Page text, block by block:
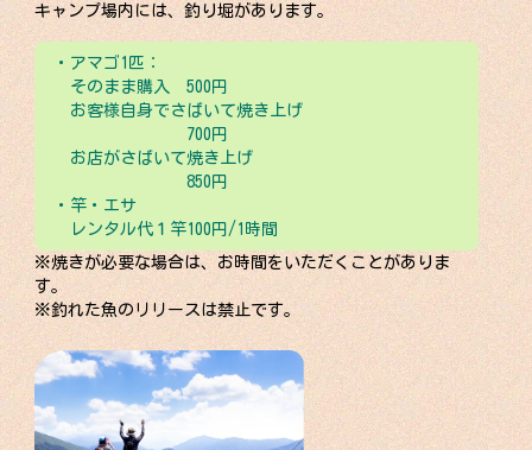
キャンプ場内には、釣り堀があります。
・アマゴ1匹：
そのまま購入 500円
お客様自身でさばいて焼き上げ
700円
お店がさばいて焼き上げ
850円
・竿・エサ
レンタル代１竿100円/1時間
※焼きが必要な場合は、お時間をいただくことがありま
す。
※釣れた魚のリリースは禁止です。